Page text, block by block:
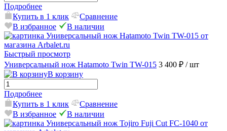
Подробнее
Купить в 1 клик
Сравнение
В избранное
В наличии
Быстрый просмотр
Универсальный нож Hatamoto Twin TW-015 3 400 ₽ / шт
В корзину
Подробнее
Купить в 1 клик
Сравнение
В избранное
В наличии